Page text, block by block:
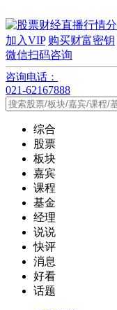
加入VIP 购买财富密钥
微信扫码咨询
咨询电话：
021-62167888
综合
股票
板块
嘉宾
课程
基金
经理
说说
快评
消息
好看
话题